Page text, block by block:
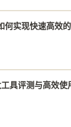
何实现快速高效
具评测与高效使